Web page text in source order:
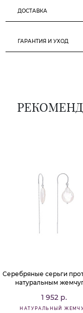
ДОСТАВКА
ГАРАНТИЯ И УХОД
Серебряные серьги
натуральным
1 952 р.
НАТУРАЛЬНЫЙ